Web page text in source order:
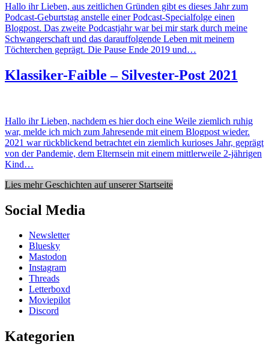
Hallo ihr Lieben, aus zeitlichen Gründen gibt es dieses Jahr zum
Podcast-Geburtstag anstelle einer Podcast-Specialfolge einen
Blogpost. Das zweite Podcastjahr war bei mir stark durch meine
Schwangerschaft und das darauffolgende Leben mit meinem
Töchterchen geprägt. Die Pause Ende 2019 und…
Klassiker-Faible – Silvester-Post 2021
Hallo ihr Lieben, nachdem es hier doch eine Weile ziemlich ruhig
war, melde ich mich zum Jahresende mit einem Blogpost wieder.
2021 war rückblickend betrachtet ein ziemlich kurioses Jahr, geprägt
von der Pandemie, dem Elternsein mit einem mittlerweile 2-jährigen
Kind…
Lies mehr Geschichten auf unserer Startseite
Social Media
Newsletter
Bluesky
Mastodon
Instagram
Threads
Letterboxd
Moviepilot
Discord
Kategorien